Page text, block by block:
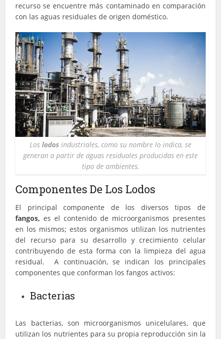
recurso se encuentre más contaminado en comparación
con las aguas residuales de origen doméstico.
Los lodos industriales, como su nombre lo indica, se
generan a partir de aguas residuales producidas en este
tipo de ambientes.
Componentes De Los Lodos
El principal componente de los diversos tipos de
fangos,es el contenido de microorganismos presentes
en los mismos; estos organismos utilizan los nutrientes
del recurso para su desarrollo y crecimiento celular
contribuyendo de esta forma con la limpieza del agua
residual. A continuación, se indican los principales
componentes que conforman los fangos activos:
Bacterias
Las bacterias, son microorganismos unicelulares, que
utilizan los nutrientes para su propia reproducción sin la